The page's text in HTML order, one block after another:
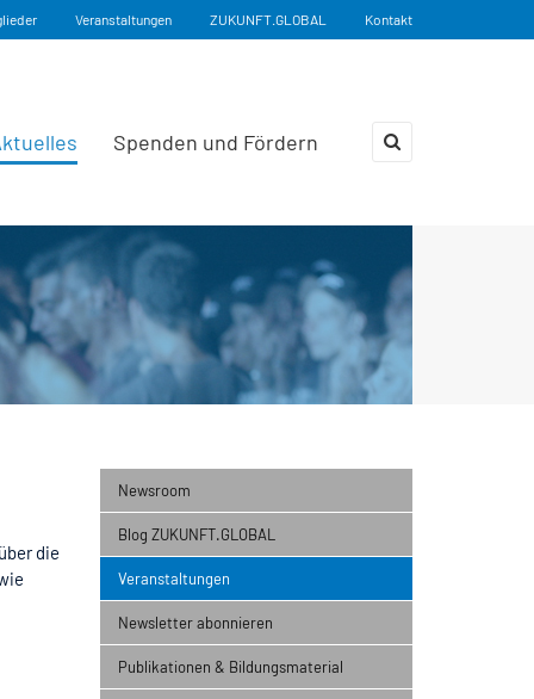
Veranstaltungen ZUKUNFT.GLOBAL Kontakt
Spenden und Fördern
die
Newsroom
Blog ZUKUNFT.GLOBAL
Veranstaltungen
Newsletter abonnieren
Publikationen & Bildungsmaterial